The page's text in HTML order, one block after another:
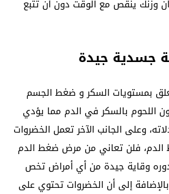
وزنك ينقص مع الوقت دون أن تتبع
بمستويات السكر و ضغط الجسم
اللحوم بالسكر في الدم مما يؤدي
وعلى الجانب الآخر تعمل الخضروات
فلن تعاني من مرض ضغط الدم
وقاية جيدة من أي أمراض تخص
إلى أن الخضروات تحتوي على